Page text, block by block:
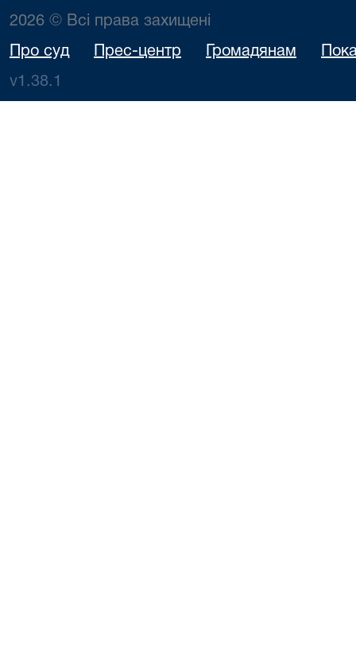
2026 © Всі права захищені
Про суд Прес-центр Громадянам
v1.38.1